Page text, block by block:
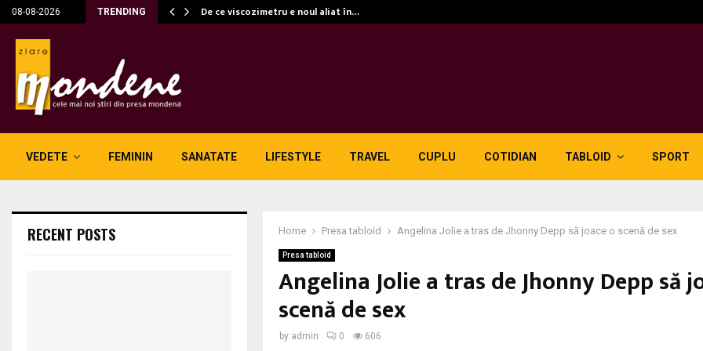
08-08-2026 TRENDING De ce viscozimetru e noul aliat în…
VEDETE FEMININ SANATATE LIFESTYLE TRAVEL CUPLU COTIDIAN TABLOID SPORT
Home Presa tabloid Angelina Jolie a tras de Jhonny Depp să joace o scenă de sex
Presa tabloid
Angelina Jolie a tras de Jhonny Depp să
scenă de sex
by admin 0 606
RECENT POSTS